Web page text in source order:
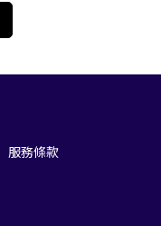
服務條款